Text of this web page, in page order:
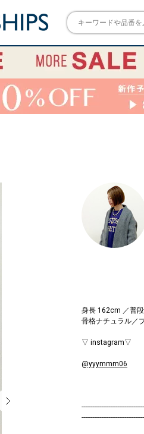
身長 162cm ／普
骨格ナチュラル／
▽ instagram▽
@yyymmm06